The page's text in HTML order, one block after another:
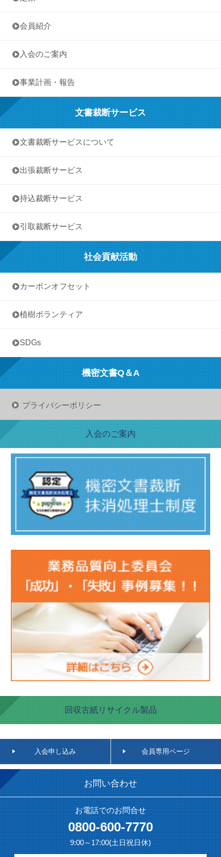
• 会員紹介
• 入会のご案内
• 事業計画・報告
文書裁断サービス
• 文書裁断サービスについて
• 出張裁断サービス
• 持込裁断サービス
• 引取裁断サービス
社会貢献活動
• カーボンオフセット
• 植樹ボランティア
• SDGs
機密文書Q＆A
プライバシーポリシー
入会のご案内
回収古紙リサイクル製品
入会申し込み 会員専用ページ
お問い合わせ
お電話でのお問合せ
0800-600-7770
9:00～17:00(土日祝日休)